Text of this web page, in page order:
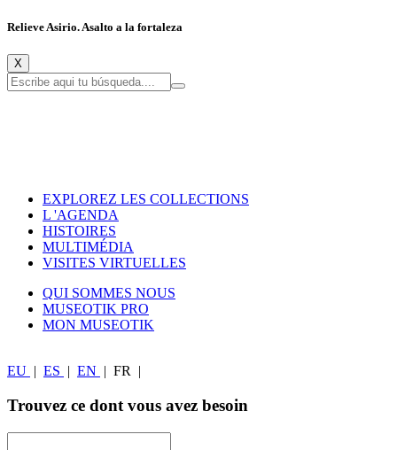
Relieve Asirio. Asalto a la fortaleza
X
EXPLOREZ LES COLLECTIONS
L 'AGENDA
HISTOIRES
MULTIMÉDIA
VISITES VIRTUELLES
QUI SOMMES NOUS
MUSEOTIK PRO
MON MUSEOTIK
EU ES EN FR
Trouvez ce dont vous avez besoin